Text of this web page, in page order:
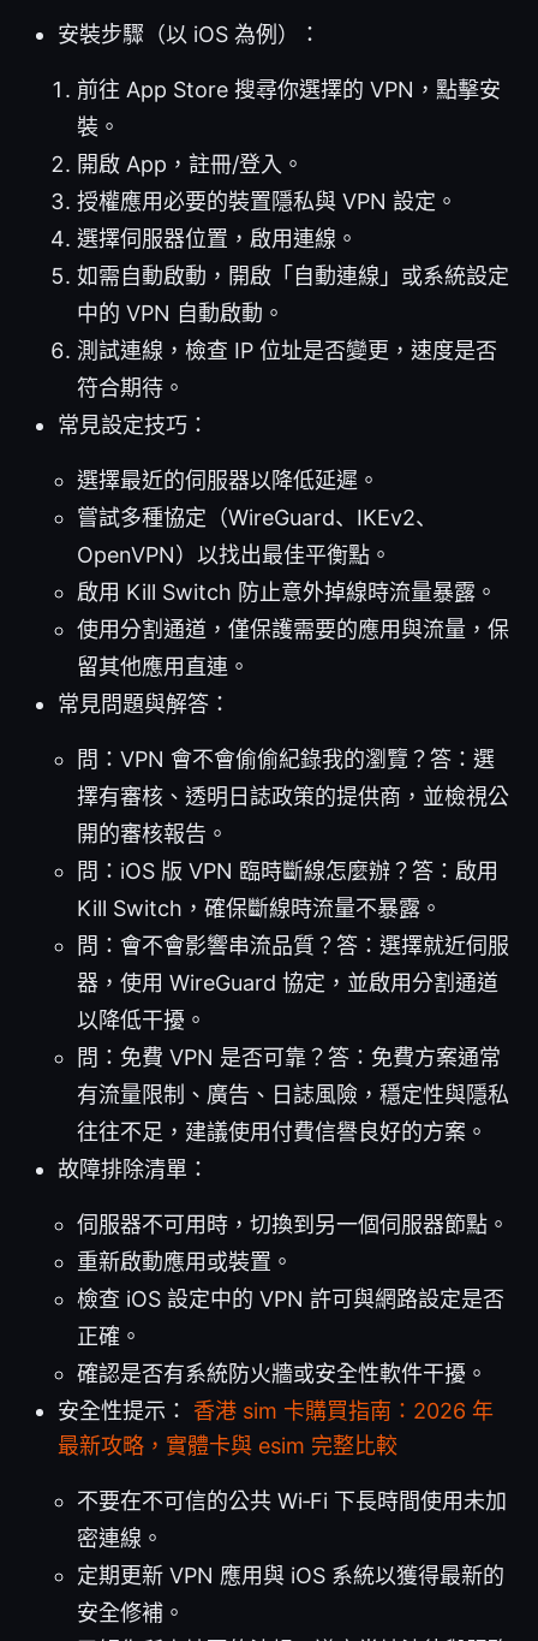
安裝步驟（以 iOS 為例）：
前往 App Store 搜尋你選擇的 VPN，點擊安
裝。
開啟 App，註冊/登入。
授權應用必要的裝置隱私與 VPN 設定。
選擇伺服器位置，啟用連線。
如需自動啟動，開啟「自動連線」或系統設定
中的 VPN 自動啟動。
測試連線，檢查 IP 位址是否變更，速度是否
符合期待。
常見設定技巧：
選擇最近的伺服器以降低延遲。
嘗試多種協定（WireGuard、IKEv2、
OpenVPN）以找出最佳平衡點。
啟用 Kill Switch 防止意外掉線時流量暴露。
使用分割通道，僅保護需要的應用與流量，保
留其他應用直連。
常見問題與解答：
問：VPN 會不會偷偷紀錄我的瀏覽？答：選
擇有審核、透明日誌政策的提供商，並檢視公
開的審核報告。
問：iOS 版 VPN 臨時斷線怎麼辦？答：啟用
Kill Switch，確保斷線時流量不暴露。
問：會不會影響串流品質？答：選擇就近伺服
器，使用 WireGuard 協定，並啟用分割通道
以降低干擾。
問：免費 VPN 是否可靠？答：免費方案通常
有流量限制、廣告、日誌風險，穩定性與隱私
往往不足，建議使用付費信譽良好的方案。
故障排除清單：
伺服器不可用時，切換到另一個伺服器節點。
重新啟動應用或裝置。
檢查 iOS 設定中的 VPN 許可與網路設定是否
正確。
確認是否有系統防火牆或安全性軟件干擾。
安全性提示： 香港 sim 卡購買指南：2026 年
最新攻略，實體卡與 esim 完整比較
不要在不可信的公共 Wi‑Fi 下長時間使用未加
密連線。
定期更新 VPN 應用與 iOS 系統以獲得最新的
安全修補。